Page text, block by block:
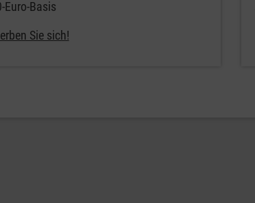
Euro-Basis
Sie sich!